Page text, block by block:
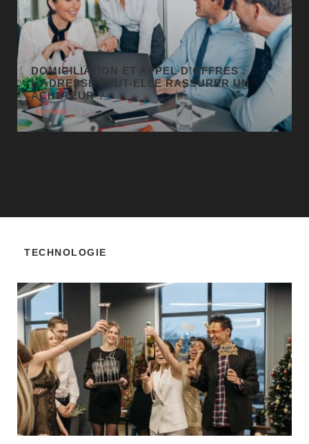
GÉO SEO : UN LEVIER
INCONTOURNABLE POUR LA VISIBILITÉ
LOCALE
BUSINESS
TECHNOLOGIE